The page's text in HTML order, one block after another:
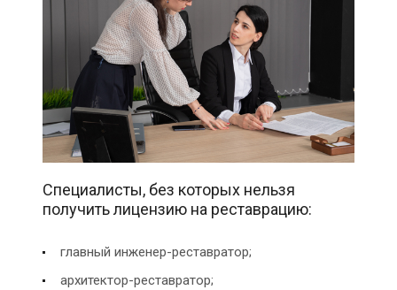
Специалисты, без которых нельзя
получить лицензию на реставрацию:
главный инженер-реставратор;
архитектор-реставратор;